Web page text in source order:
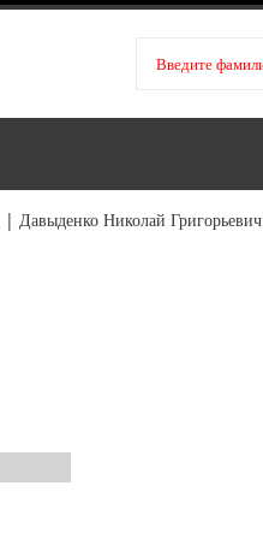
| Давыденко Николай Григорьевич